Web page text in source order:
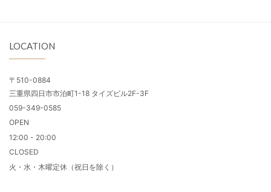
LOCATION
〒510-0884
三重県四日市市泊町1-18 タイズビル2F-3F
059-349-0585
OPEN
12:00 - 20:00
CLOSED
火・水・木曜定休（祝日を除く）